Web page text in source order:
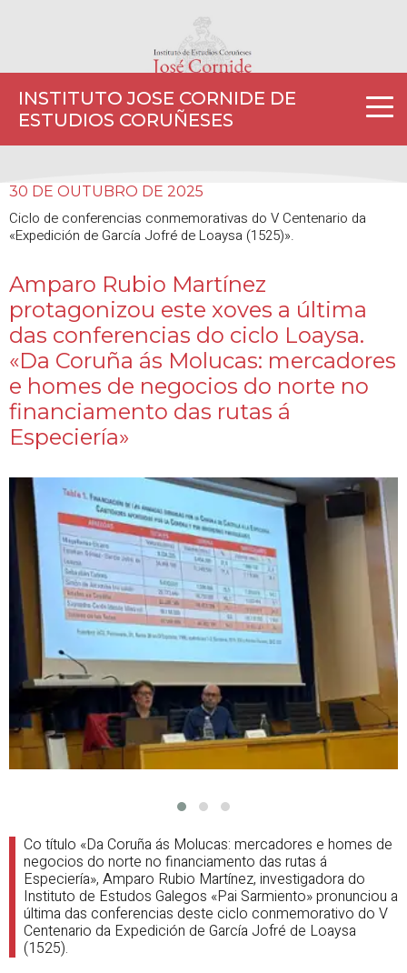
INSTITUTO JOSE CORNIDE DE
ESTUDIOS CORUÑESES
30 DE OUTUBRO DE 2025
Ciclo de conferencias conmemorativas do V Centenario da
«Expedición de García Jofré de Loaysa (1525)».
Amparo Rubio Martínez
protagonizou este xoves a última
das conferencias do ciclo Loaysa.
«Da Coruña ás Molucas: mercadores
e homes de negocios do norte no
financiamento das rutas á
Especiería»
Co título «Da Coruña ás Molucas: mercadores e homes de
negocios do norte no financiamento das rutas á
Especiería», Amparo Rubio Martínez, investigadora do
Instituto de Estudos Galegos «Pai Sarmiento» pronunciou a
última das conferencias deste ciclo conmemorativo do V
Centenario da Expedición de García Jofré de Loaysa
(1525).